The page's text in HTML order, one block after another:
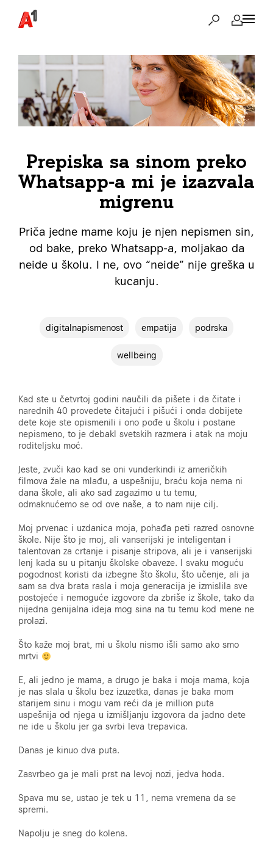
Prepiska sa sinom preko
Whatsapp-a mi je izazvala
migrenu
Priča jedne mame koju je njen nepismen sin,
od bake, preko Whatsapp-a, moljakao da
neide u školu. I ne, ovo “neide” nije greška u
kucanju.
digitalnapismenost empatija podrska
wellbeing
Kad ste u četvrtoj godini naučili da pišete i da čitate i
narednih 40 provedete čitajući i pišući i onda dobijete
dete koje ste opismenili i ono pođe u školu i postane
nepismeno, to je debakl svetskih razmera i atak na moju
roditeljsku moć.
Jeste, zvuči kao kad se oni vunderkindi iz američkih
filmova žale na mlađu, a uspešniju, braću koja nema ni
dana škole, ali ako sad zagazimo u tu temu,
odmaknućemo se od ove naše, a to nam nije cilj.
Moj prvenac i uzdanica moja, pohađa peti razred osnovne
škole. Nije što je moj, ali vanserijski je inteligentan i
talentovan za crtanje i pisanje stripova, ali je i vanserijski
lenj kada su u pitanju školske obaveze. I svaku moguću
pogodnost koristi da izbegne što školu, što učenje, ali ja
sam sa dva brata rasla i moja generacija je izmislila sve
postojeće i nemoguće izgovore da zbriše iz škole, tako da
nijedna genijalna ideja mog sina na tu temu kod mene ne
prolazi.
Što kaže moj brat, mi u školu nismo išli samo ako smo
mrtvi
E, ali jedno je mama, a drugo je baka i moja mama, koja
je nas slala u školu bez izuzetka, danas je baka mom
starijem sinu i mogu vam reći da je million puta
uspešnija od njega u izmišljanju izgovora da jadno dete
ne ide u školu jer ga svrbi leva trepavica.
Danas je kinuo dva puta.
Zasvrbeo ga je mali prst na levoj nozi, jedva hoda.
Spava mu se, ustao je tek u 11, nema vremena da se
spremi.
Napolju je sneg do kolena.